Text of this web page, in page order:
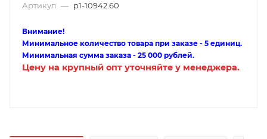
Артикул — p1-10942.60
Внимание!
Минимальное количество товара при заказе - 5 единиц.
Минимальная сумма заказа - 25 000 рублей.
Цену на крупный опт уточняйте у менеджера.